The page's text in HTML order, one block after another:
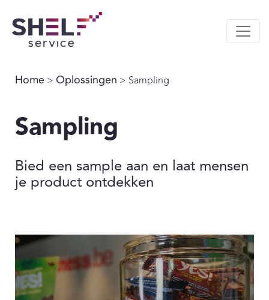
Home > Oplossingen > Sampling
Sampling
Bied een sample aan en laat mensen
je product ontdekken